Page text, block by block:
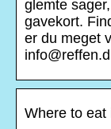
glemte
gavekort.
er du meget
Where to eat